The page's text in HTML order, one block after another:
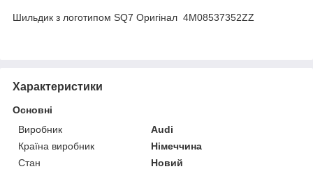
Шильдик з логотипом SQ7 Оригінал 4M08537352ZZ
Характеристики
Основні
Виробник
Audi
Країна виробник
Німеччина
Стан
Новий